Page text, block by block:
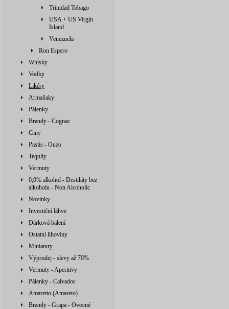
Trinidad Tobago
USA + US Virgin
Island
Venezuela
Ron Espero
Whisky
Vodky
Likéry
Armaňaky
Pálenky
Brandy - Cognac
Giny
Pastis - Ouzo
Tequily
Vermuty
0,0% alkohol - Destiláty bez
alkoholu - Non Alcoholic
Novinky
Investiční láhve
Dárková balení
Ostatní lihoviny
Miniatury
Výprodej - slevy až 70%
Vermuty - Aperitivy
Pálenky - Calvados
Amaretto (Amareto)
Brandy - Grapa - Ovocné